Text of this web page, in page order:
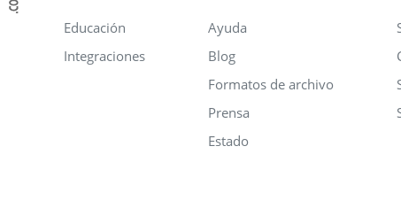
Educación
Integraciones
Ayuda
Blog
Formatos de archivo
Prensa
Estado